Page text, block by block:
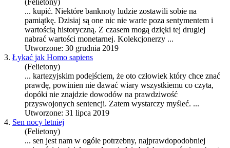
(Felietony)
... kupić. Niektóre banknoty ludzie zostawili sobie na
pamiątkę. Dzisiaj są one nic nie warte poza sentymentem i
wartością historyczną. Z czasem mogą dzięki tej drugiej
nabrać wartości monetarnej. Kolekcjonerzy ...
Utworzone: 30 grudnia 2019
3. Łykać jak Homo sapiens
(Felietony)
... kartezyjskim podejściem, że oto człowiek który chce znać
prawdę, powinien nie dawać wiary wszystkiemu co czyta,
dopóki nie znajdzie dowodów na prawdziwość
przyswojonych sentencji. Zatem wystarczy myśleć. ...
Utworzone: 31 lipca 2019
4. Sen nocy letniej
(Felietony)
... sen jest nam w ogóle potrzebny, najprawdopodobniej